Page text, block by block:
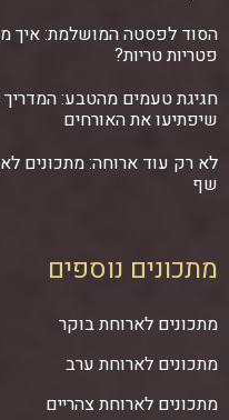
הסוד לפסטה המושלמת: איך
פטריות טריות?
חגיגת טעמים מהטבע:
שיפתיעו את האורחים
לא רק עוד ארוחה: מתכונים
שף
מתכונים נוספים
מתכונים לארוחת בוקר
מתכונים לארוחת ערב
מתכונים לארוחת צהריים